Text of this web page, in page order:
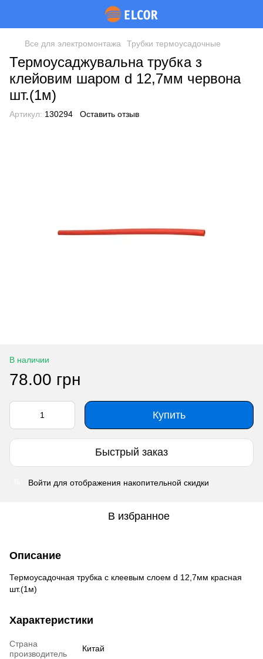
Все для электромонтажа Трубки термоусадочные
Термоусаджувальна трубка з
клейовим шаром d 12,7мм червона
шт.(1м)
Артикул: 130294 Оставить отзыв
В наличии
78.00 грн
Купить
Быстрый заказ
Войти для отображения накопительной скидки
В избранное
Описание
Термоусадочная трубка с клеевым слоем d 12,7мм красная
шт.(1м)
Характеристики
Страна
производитель
Китай